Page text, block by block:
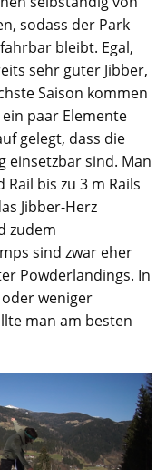
sodass der Park
bleibt. Egal,
sehr guter Jibber,
Saison kommen
paar Elemente
gelegt, dass die
einsetzbar sind. Man
bis zu 3 m Rails
Jibber-Herz
zudem
sind zwar eher
Powderlandings. In
weniger
man am besten